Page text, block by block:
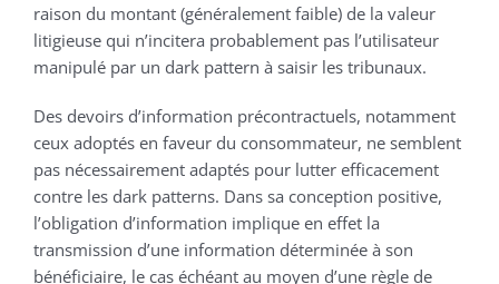
raison du montant (généralement faible) de la valeur
litigieuse qui n’incitera probablement pas l’utilisateur
manipulé par un dark pattern à saisir les tribunaux.
Des devoirs d’information précontractuels, notamment
ceux adoptés en faveur du consommateur, ne semblent
pas nécessairement adaptés pour lutter efficacement
contre les dark patterns. Dans sa conception positive,
l’obligation d’information implique en effet la
transmission d’une information déterminée à son
bénéficiaire, le cas échéant au moyen d’une règle de